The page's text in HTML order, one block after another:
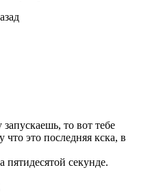
то вот тебе
это последняя кска, в
секунде.